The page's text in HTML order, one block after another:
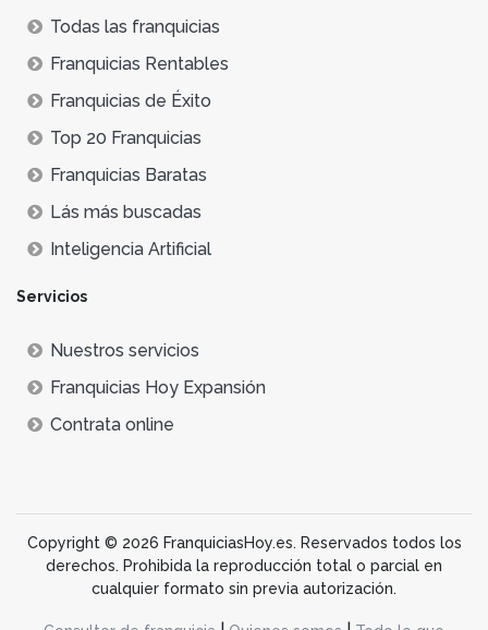
Todas las franquicias
Franquicias Rentables
Franquicias de Éxito
Top 20 Franquicias
Franquicias Baratas
Lás más buscadas
Inteligencia Artificial
Servicios
Nuestros servicios
Franquicias Hoy Expansión
Contrata online
Copyright © 2026 FranquiciasHoy.es. Reservados todos los
derechos. Prohibida la reproducción total o parcial en
cualquier formato sin previa autorización.